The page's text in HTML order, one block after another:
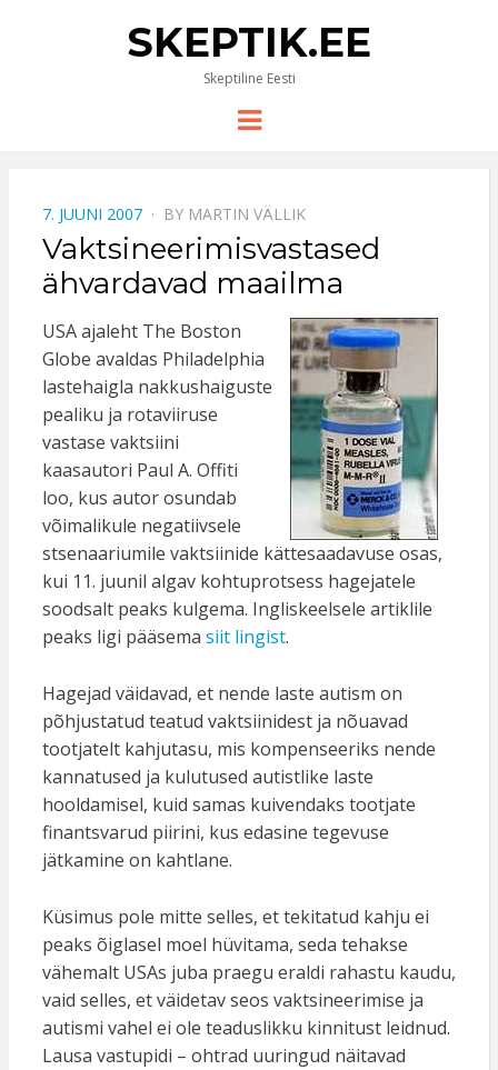
SKEPTIK.EE
Skeptiline Eesti
Menu
POSTED
ON
7. JUUNI 2007 BY MARTIN VÄLLIK
Vaktsineerimisvastased
ähvardavad maailma
USA ajaleht The Boston
Globe avaldas Philadelphia
lastehaigla nakkushaiguste
pealiku ja rotaviiruse
vastase vaktsiini
kaasautori Paul A. Offiti
loo, kus autor osundab
võimalikule negatiivsele
stsenaariumile vaktsiinide kättesaadavuse osas,
kui 11. juunil algav kohtuprotsess hagejatele
soodsalt peaks kulgema. Ingliskeelsele artiklile
peaks ligi pääsema siit lingist.
Hagejad väidavad, et nende laste autism on
põhjustatud teatud vaktsiinidest ja nõuavad
tootjatelt kahjutasu, mis kompenseeriks nende
kannatused ja kulutused autistlike laste
hooldamisel, kuid samas kuivendaks tootjate
finantsvarud piirini, kus edasine tegevuse
jätkamine on kahtlane.
Küsimus pole mitte selles, et tekitatud kahju ei
peaks õiglasel moel hüvitama, seda tehakse
vähemalt USAs juba praegu eraldi rahastu kaudu,
vaid selles, et väidetav seos vaktsineerimise ja
autismi vahel ei ole teaduslikku kinnitust leidnud.
Lausa vastupidi – ohtrad uuringud näitavad